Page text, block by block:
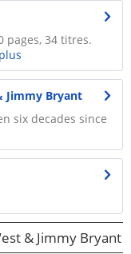
pages, 34 titres.
plus
Jimmy Bryant
six decades since
& Jimmy Bryant